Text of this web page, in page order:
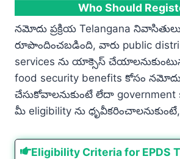
Who Should
నమోదు ప్రక్రియ Telangana
రూపొందించబడింది, వారు public
services ను యాక్సెస్
food security benefits కోసం
చేసుకోవాలనుకుంటే లేదా government
మీ eligibility ను
Eligibility Criteria for EPDS